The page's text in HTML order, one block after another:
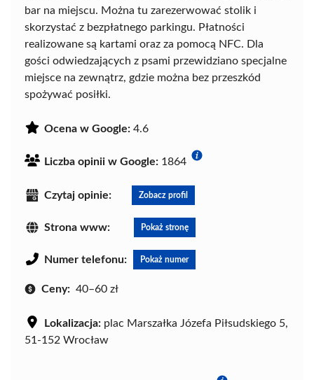
bar na miejscu. Można tu zarezerwować stolik i
skorzystać z bezpłatnego parkingu. Płatności
realizowane są kartami oraz za pomocą NFC. Dla
gości odwiedzających z psami przewidziano specjalne
miejsce na zewnątrz, gdzie można bez przeszkód
spożywać posiłki.
Ocena w Google: 4.6
Liczba opinii w Google: 1864
Czytaj opinie: Zobacz profil
Strona www: Pokaż stronę
Numer telefonu: Pokaż numer
Ceny: 40–60 zł
Lokalizacja: plac Marszałka Józefa Piłsudskiego 5,
51-152 Wrocław